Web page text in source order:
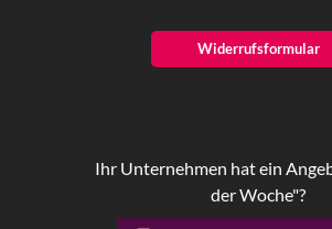
Widerrufsformular
Ihr Unternehmen hat ein
der Woche"?